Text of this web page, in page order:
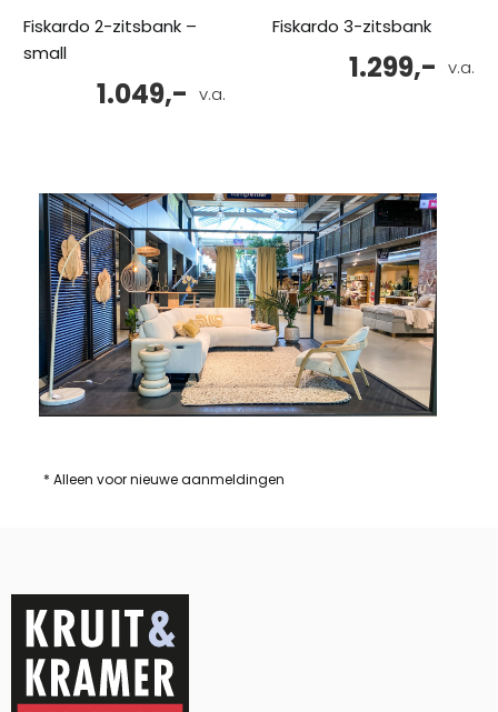
Fiskardo 2-zitsbank –
small
v.a.
1.049,-
Fiskardo 3-zitsbank
v.a.
1.299,-
* Alleen voor nieuwe aanmeldingen